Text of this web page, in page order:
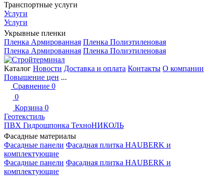
Транспортные услуги
Услуги
Услуги
Укрывные пленки
Пленка Армированная Пленка Полиэтиленовая
Пленка Армированная Пленка Полиэтиленовая
Каталог Новости Доставка и оплата Контакты О компании
Повышение цен ...
Сравнение 0
0
Корзина 0
Геотекстиль
ПВХ Гидрошпонка ТехноНИКОЛЬ
Фасадные материалы
Фасадные панели Фасадная плитка HAUBERK и
комплектующие
Фасадные панели Фасадная плитка HAUBERK и
комплектующие